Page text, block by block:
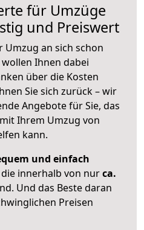
für Umzüge
und Preiswert
Umzug an sich schon
Ihnen dabei
über die Kosten
Sie sich zurück – wir
Angebote für Sie, das
mit Ihrem Umzug von
kann.
und einfach
die innerhalb von nurca.
Und das Beste daran
Preisen